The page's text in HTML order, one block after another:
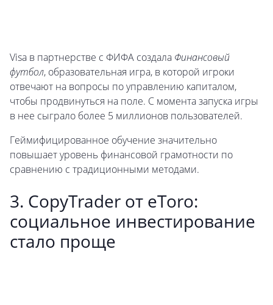
Visa в партнерстве с ФИФА создала Финансовый
футбол, образовательная игра, в которой игроки
отвечают на вопросы по управлению капиталом,
чтобы продвинуться на поле. С момента запуска игры
в нее сыграло более 5 миллионов пользователей.
Геймифицированное обучение значительно
повышает уровень финансовой грамотности по
сравнению с традиционными методами.
3. CopyTrader от eToro:
социальное инвестирование
стало проще